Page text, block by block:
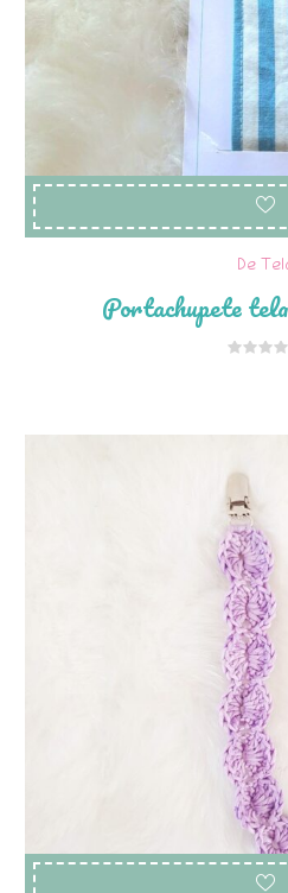
De
Portachupete